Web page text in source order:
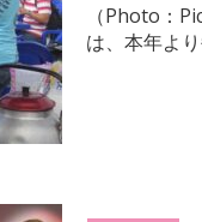
（Photo：
は、本年よ